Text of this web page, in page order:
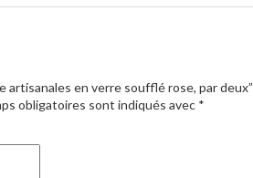
artisanales en verre soufflé rose, par deux”
obligatoires sont indiqués avec *